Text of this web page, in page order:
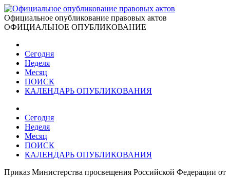
Официальное опубликование правовых актов
ОФИЦИАЛЬНОЕ ОПУБЛИКОВАНИЕ
Сегодня
Неделя
Месяц
ПОИСК
КАЛЕНДАРЬ ОПУБЛИКОВАНИЯ
Сегодня
Неделя
Месяц
ПОИСК
КАЛЕНДАРЬ ОПУБЛИКОВАНИЯ
Приказ Министерства просвещения Российской Федерации от